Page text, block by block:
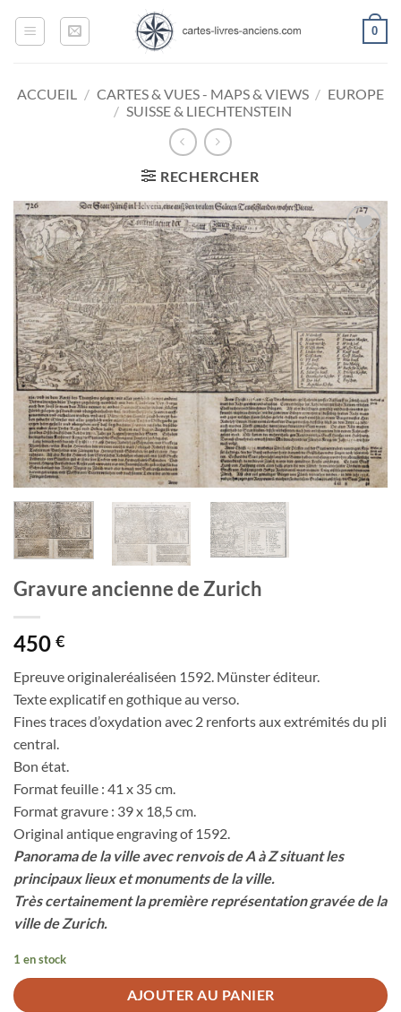
0
ACCUEIL / CARTES & VUES - MAPS & VIEWS / EUROPE
/ SUISSE & LIECHTENSTEIN
RECHERCHER
Ajouter
à la
wishlist
Gravure ancienne de Zurich
450 €
Epreuve originaleréaliséen 1592. Münster éditeur.
Texte explicatif en gothique au verso.
Fines traces d’oxydation avec 2 renforts aux extrémités du pli
central.
Bon état.
Format feuille : 41 x 35 cm.
Format gravure : 39 x 18,5 cm.
Original antique engraving of 1592.
Panorama de la ville avec renvois de A à Z situant les
principaux lieux et monuments de la ville.
Très certainement la première représentation gravée de la
ville de Zurich.
1 en stock
AJOUTER AU PANIER